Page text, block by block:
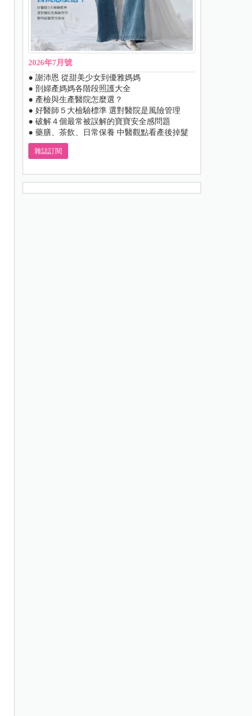
2026年7月號
● 謝沛恩 從甜美少女到優雅媽媽
● 剖婦產媽媽各階段照護大全
● 產檢與生產醫院怎麼選？
● 好醫師５大檢驗標準 選對醫院是風險管理
● 破解４個最常被誤解的寶寶安全感問題
● 藥膳、茶飲、日常保養 中醫觀點看產後掉髮
雜誌訂閱